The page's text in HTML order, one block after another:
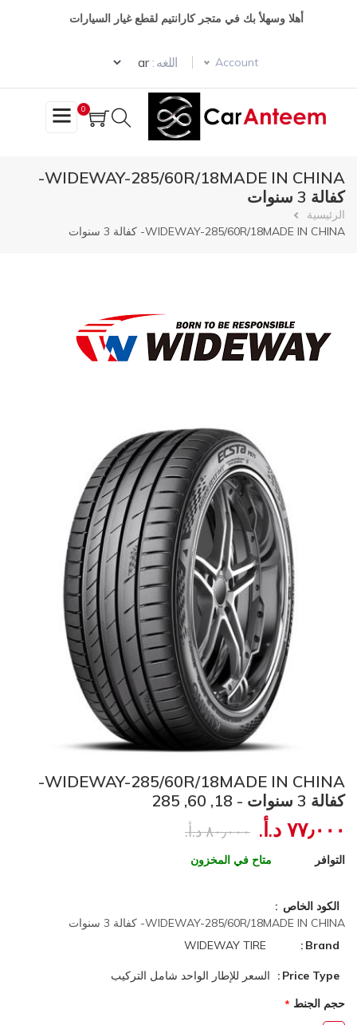
أهلا وسهلأ بك في متجر كارانتيم لقطع غيار السيارات
Account اللغه :
Select your language
0
WIDEWAY-285/60R/18MADE IN CHINA-
كفالة 3 سنوات
مسار
الرئيسية
WIDEWAY-285/60R/18MADE IN CHINA- كفالة 3 سنوات
WIDEWAY-285/60R/18MADE IN CHINA-
كفالة 3 سنوات - 18, 60, 285
٧٧٫٠٠٠ د.أ.‏ ٨٠٫٠٠٠ د.أ.‏
التوافر متاح في المخزون
الكود الخاص
WIDEWAY-285/60R/18MADE IN CHINA- كفالة 3 سنوات
Brand
WIDEWAY TIRE
Price Type
السعر للإطار الواحد شامل التركيب
حجم الجنط